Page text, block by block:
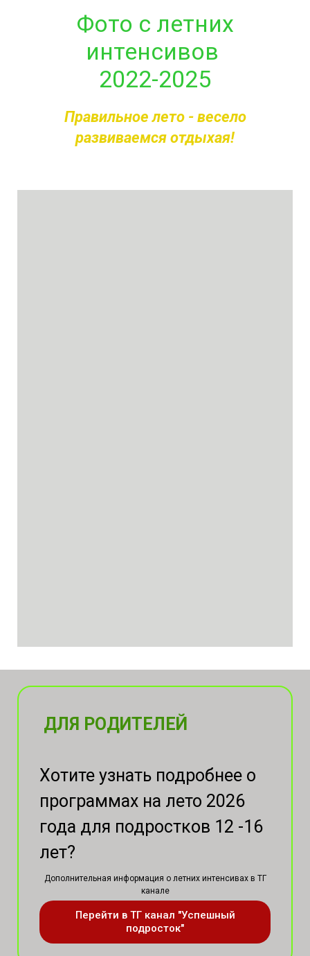
Фото с летних
интенсивов
2022-2025
Правильное лето - весело
развиваемся отдыхая!
ДЛЯ РОДИТЕЛЕЙ
Хотите узнать подробнее о
программах на лето 2026
года для подростков 12 -16
лет?
Дополнительная информация о летних интенсивах в ТГ
канале
Перейти в ТГ канал "Успешный
подросток"